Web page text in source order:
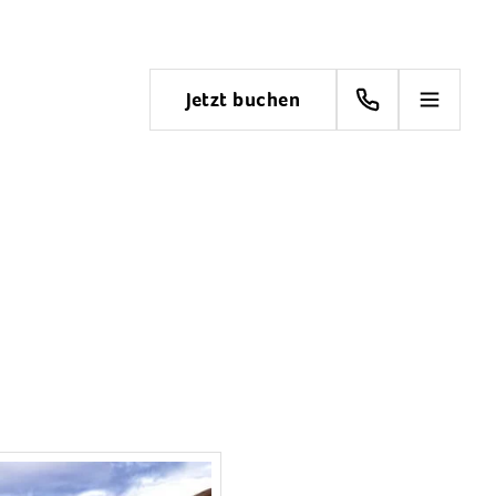
Jetzt buchen